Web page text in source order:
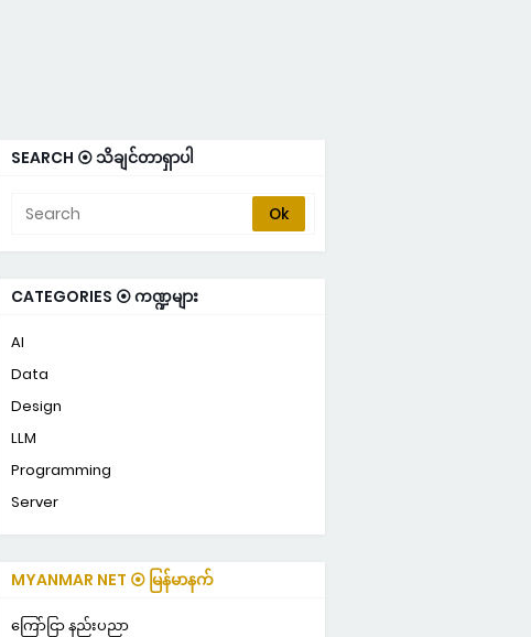
SEARCH ⦿ သိချင်တာရှာပါ
CATEGORIES ⦿ ကဏ္ဍများ
AI
Data
Design
LLM
Programming
Server
MYANMAR NET ⦿ မြန်မာနက်
ကြော်ငြာ နည်းပညာ